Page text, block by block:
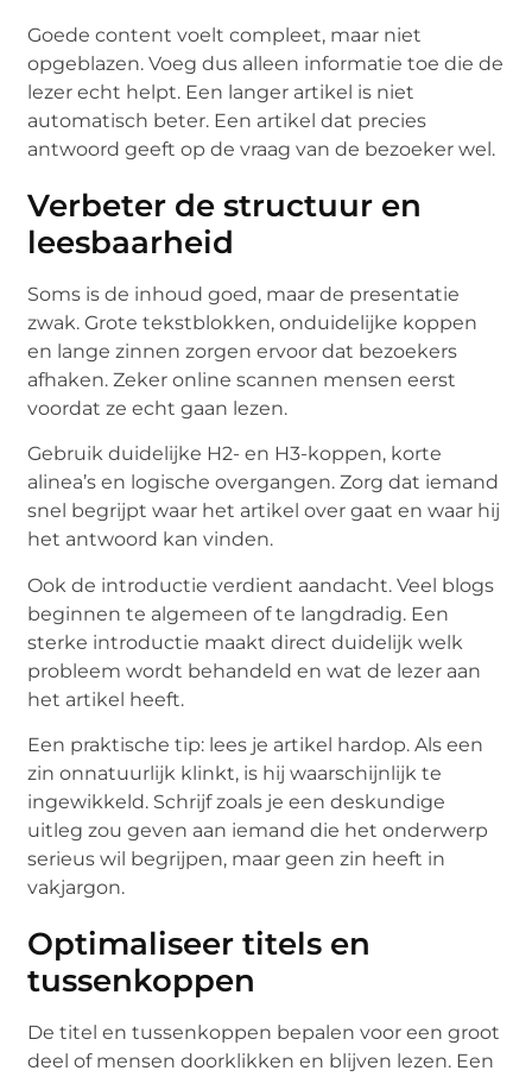
Goede content voelt compleet, maar niet
opgeblazen. Voeg dus alleen informatie toe die de
lezer echt helpt. Een langer artikel is niet
automatisch beter. Een artikel dat precies
antwoord geeft op de vraag van de bezoeker wel.
Verbeter de structuur en
leesbaarheid
Soms is de inhoud goed, maar de presentatie
zwak. Grote tekstblokken, onduidelijke koppen
en lange zinnen zorgen ervoor dat bezoekers
afhaken. Zeker online scannen mensen eerst
voordat ze echt gaan lezen.
Gebruik duidelijke H2- en H3-koppen, korte
alinea’s en logische overgangen. Zorg dat iemand
snel begrijpt waar het artikel over gaat en waar hij
het antwoord kan vinden.
Ook de introductie verdient aandacht. Veel blogs
beginnen te algemeen of te langdradig. Een
sterke introductie maakt direct duidelijk welk
probleem wordt behandeld en wat de lezer aan
het artikel heeft.
Een praktische tip: lees je artikel hardop. Als een
zin onnatuurlijk klinkt, is hij waarschijnlijk te
ingewikkeld. Schrijf zoals je een deskundige
uitleg zou geven aan iemand die het onderwerp
serieus wil begrijpen, maar geen zin heeft in
vakjargon.
Optimaliseer titels en
tussenkoppen
De titel en tussenkoppen bepalen voor een groot
deel of mensen doorklikken en blijven lezen. Een